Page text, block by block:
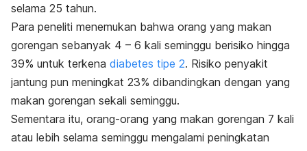
selama 25 tahun.
Para peneliti menemukan bahwa orang yang makan
gorengan sebanyak 4 – 6 kali seminggu berisiko hingga
39% untuk terkena diabetes tipe 2. Risiko penyakit
jantung pun meningkat 23% dibandingkan dengan yang
makan gorengan sekali seminggu.
Sementara itu, orang-orang yang makan gorengan 7 kali
atau lebih selama seminggu mengalami peningkatan